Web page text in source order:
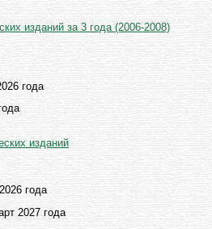
изданий за 3 года (2006-2008)
года
изданий
года
2027 года